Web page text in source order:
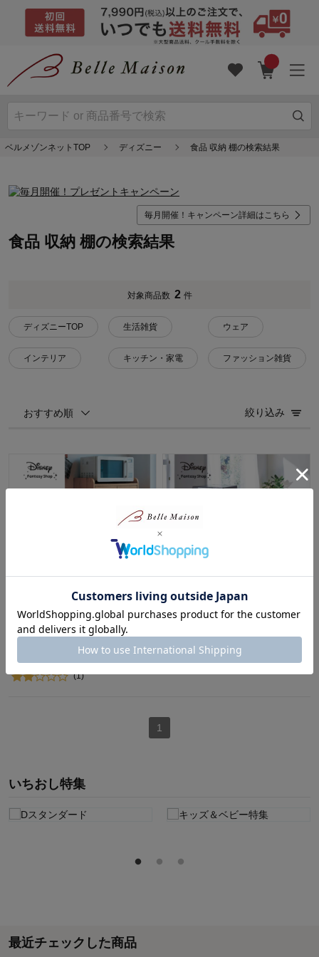
ベルメゾンネットTOP ディズニー 食品 収納 棚の検索結果
毎月開催！キャンペーン詳細はこちら
食品 収納 棚の検索結果
対象商品数 2 件
ディズニーTOP
インテリア
生活雑貨
キッチン・家電
ウェア
ファッション雑貨
おすすめ順 絞り込み
ミニキッチンボード「ミッキー
モチーフ」
ディズニー/Disney
¥35,900～¥47,900（税込）
(1)
キッチンカウンター 「ミッキー
ディズニー/Disney
¥65,800～¥89,900（税込）
1
いちおし特集
最近チェックした商品